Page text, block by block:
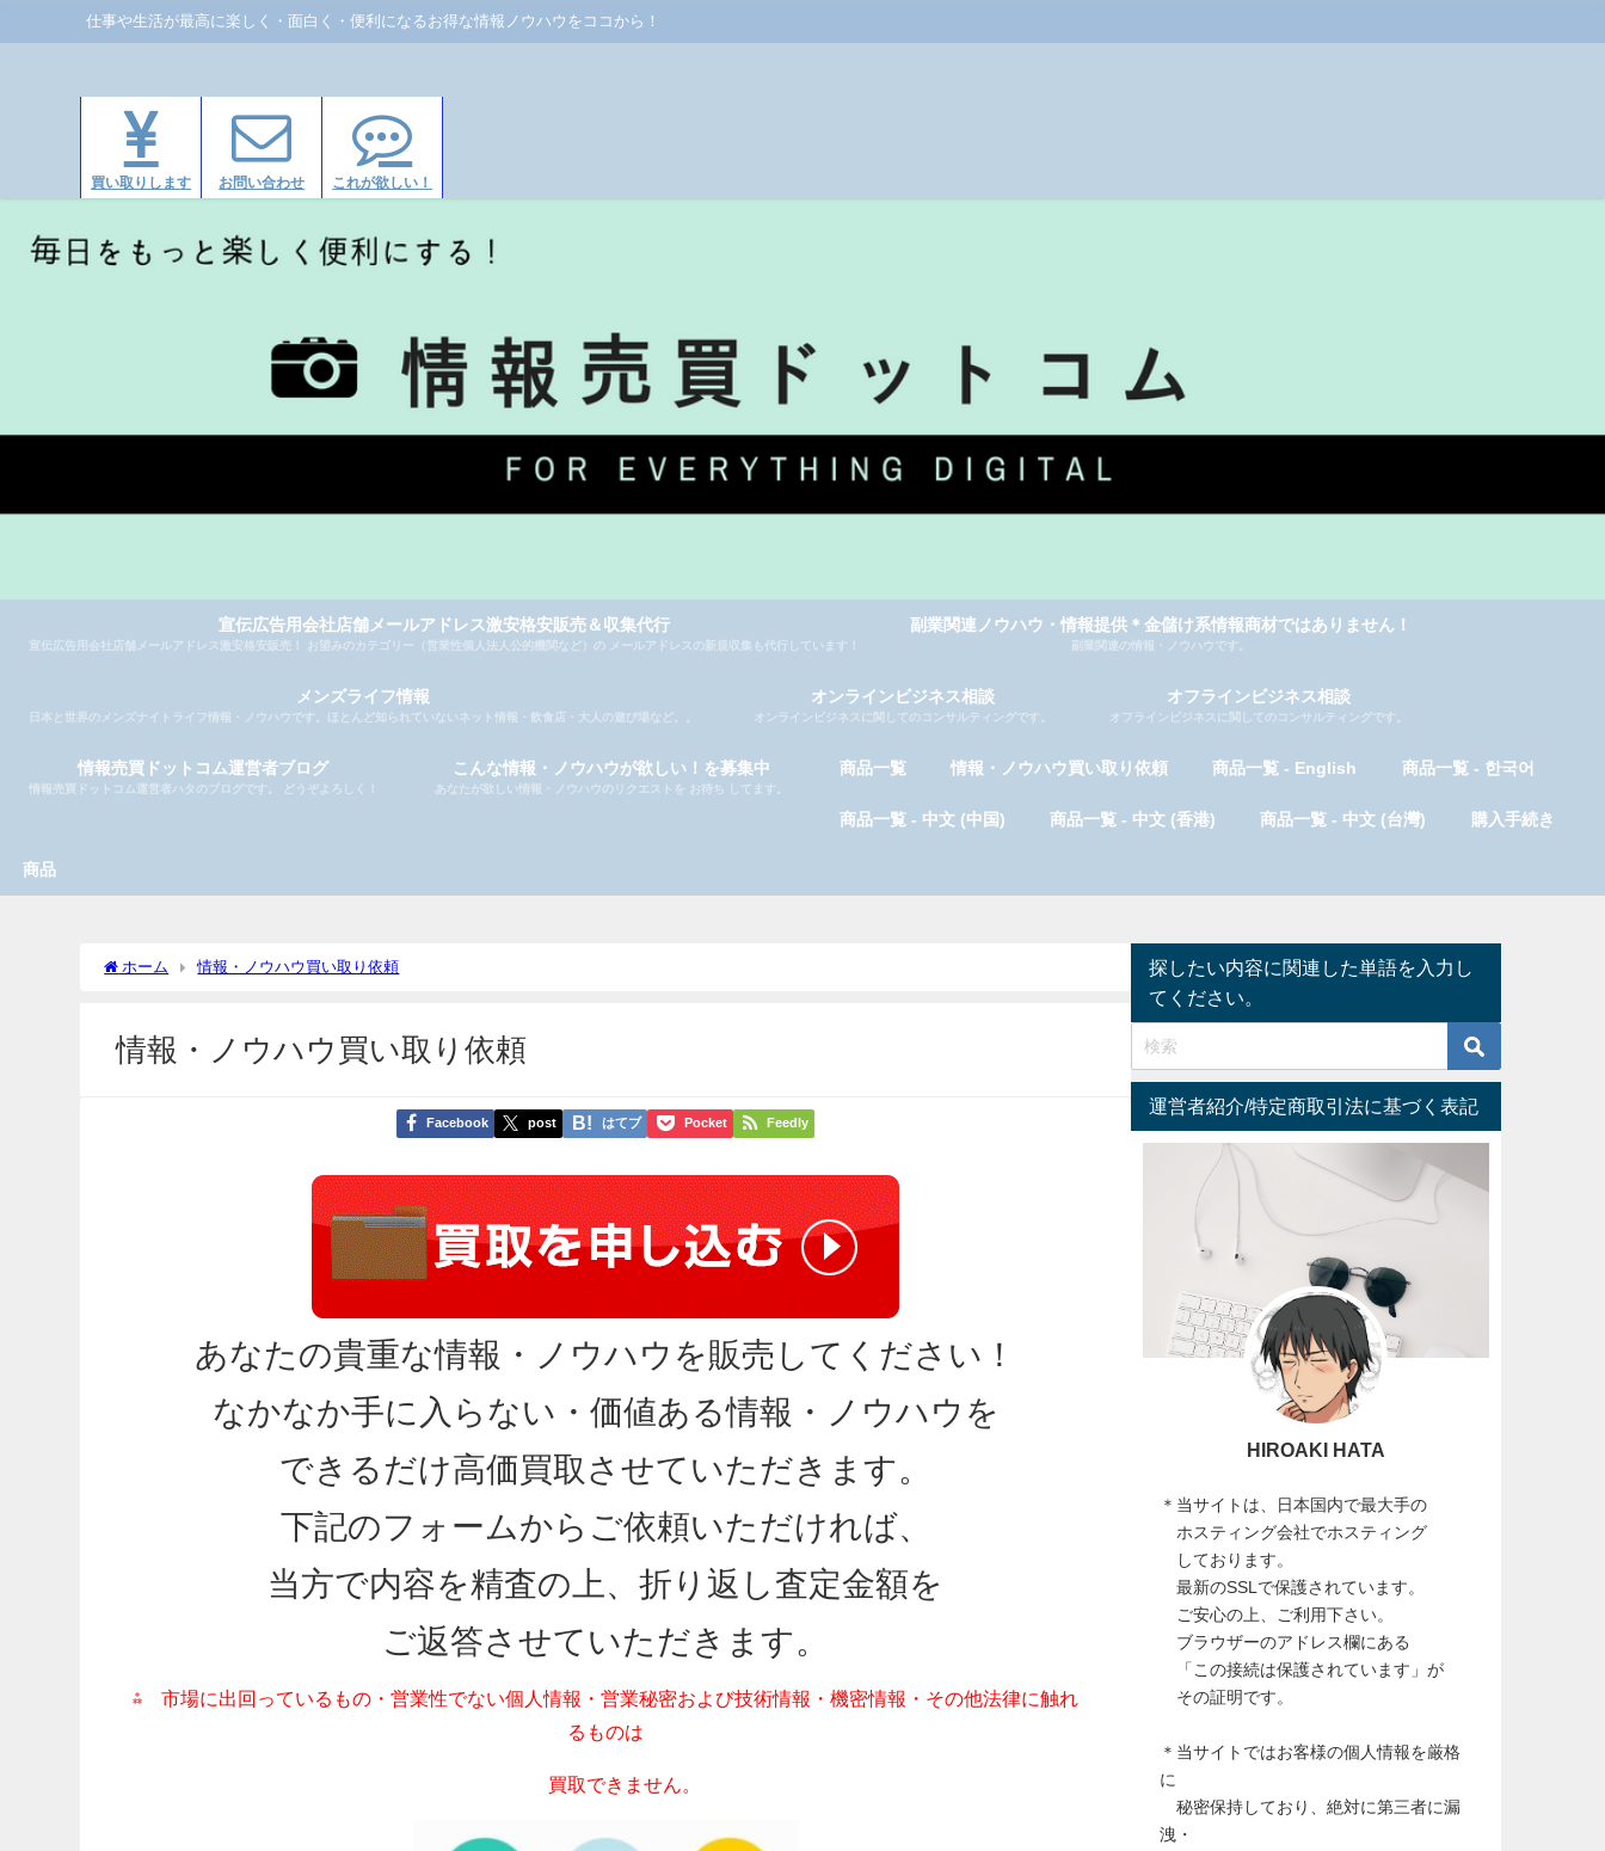
仕事や生活が最高に楽しく・面白く・便利になるお得な情報ノウハウをココから！
買い取りします お問い合わせ これが欲しい！
宣伝広告用会社店舗メールアドレス激安格安販売＆収集代行
宣伝広告用会社店舗メールアドレス激安格安販売！ お望みのカテゴリー（営業性個人法人公的機関など）の メールアドレスの新規収集も代行しています！
副業関連ノウハウ・情報提供＊金儲け系情報商材ではありません！
副業関連の情報・ノウハウです。
メンズライフ情報
日本と世界のメンズナイトライフ情報・ノウハウです。ほとんど知られていないネット情報・飲食店・大人の遊び場など。。
オンラインビジネス相談
オンラインビジネスに関してのコンサルティングです。
オフラインビジネス相談
オフラインビジネスに関してのコンサルティングです。
情報売買ドットコム運営者ブログ
情報売買ドットコム運営者ハタのブログです。 どうぞよろしく！
こんな情報・ノウハウが欲しい！を募集中
あなたが欲しい情報・ノウハウのリクエストを お待ち してます。
商品一覧 情報・ノウハウ買い取り依頼 商品一覧 - English 商品一覧 - 한국어
商品一覧 - 中文 (中国) 商品一覧 - 中文 (香港) 商品一覧 - 中文 (台灣) 購入手続き
商品
ホーム 情報・ノウハウ買い取り依頼
情報・ノウハウ買い取り依頼
Facebook post はてブ Pocket Feedly
あなたの貴重な情報・ノウハウを販売してください！
なかなか手に入らない・価値ある情報・ノウハウを
できるだけ高価買取させていただきます。
下記のフォームからご依頼いただければ、
当方で内容を精査の上、折り返し査定金額を
ご返答させていただきます。
⁂ 市場に出回っているもの・営業性でない個人情報・営業秘密および技術情報・機密情報・その他法律に触れ
るものは
買取できません。
探したい内容に関連した単語を入力し
てください。
運営者紹介/特定商取引法に基づく表記
HIROAKI HATA
＊当サイトは、日本国内で最大手の
ホスティング会社でホスティング
しております。
最新のSSLで保護されています。
ご安心の上、ご利用下さい。
ブラウザーのアドレス欄にある
「この接続は保護されています」が
その証明です。
＊当サイトではお客様の個人情報を厳格
に
秘密保持しており、絶対に第三者に漏
洩・